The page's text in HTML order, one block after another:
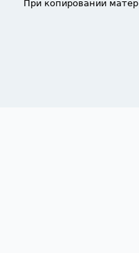
При копировании